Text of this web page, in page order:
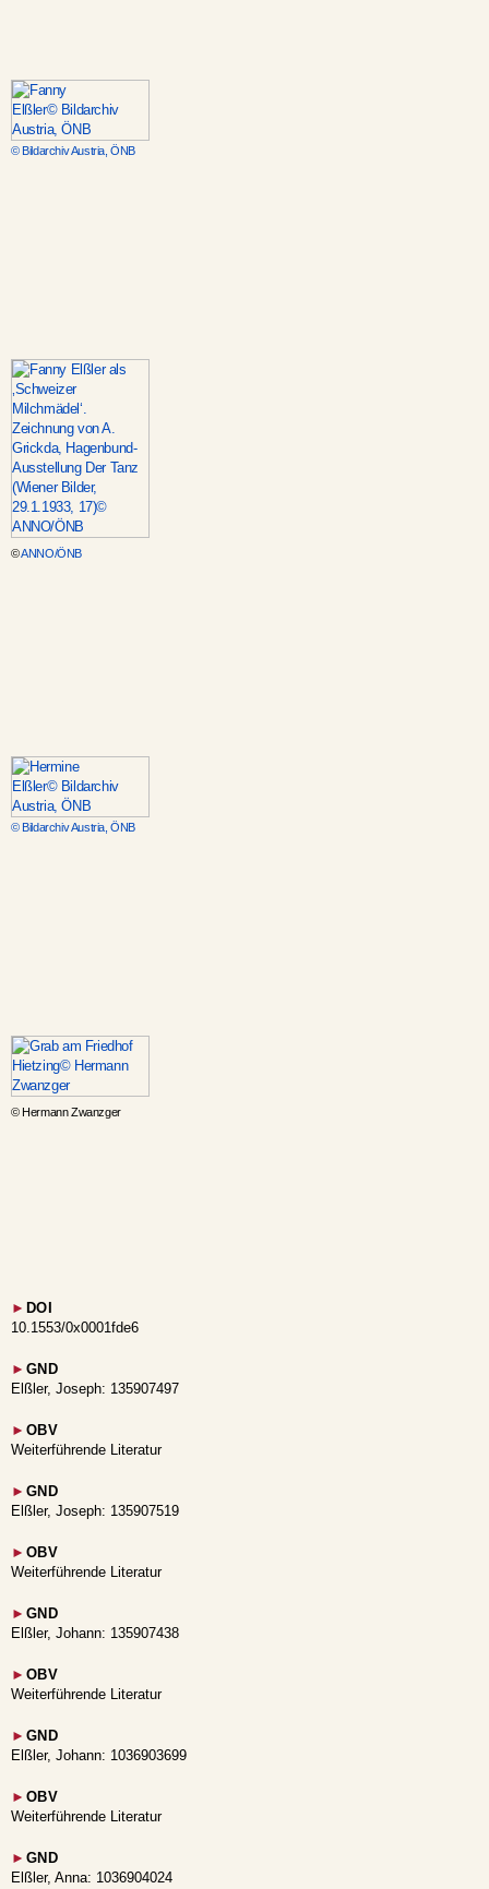
© Bildarchiv Austria, ÖNB
©ANNO/ÖNB
© Bildarchiv Austria, ÖNB
© Hermann Zwanzger
► DOI
10.1553/0x0001fde6
► GND
Elßler, Joseph: 135907497
► OBV
Weiterführende Literatur
► GND
Elßler, Joseph: 135907519
► OBV
Weiterführende Literatur
► GND
Elßler, Johann: 135907438
► OBV
Weiterführende Literatur
► GND
Elßler, Johann: 1036903699
► OBV
Weiterführende Literatur
► GND
Elßler, Anna: 1036904024